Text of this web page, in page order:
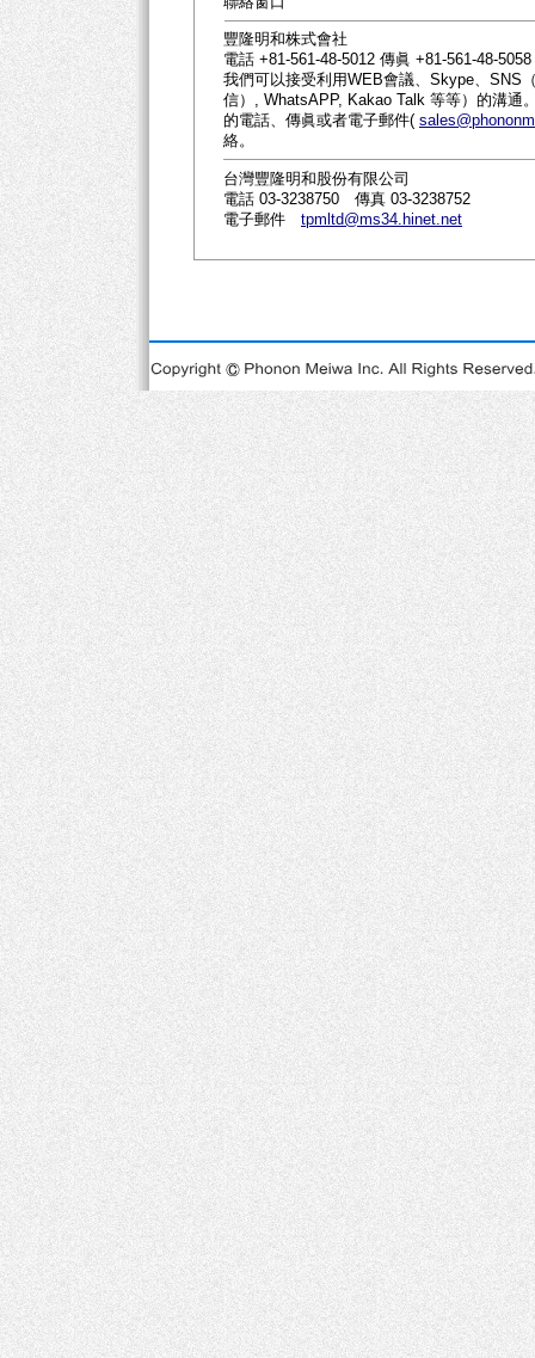
豐隆明和株式會社
電話 +81-561-48-5012 傳眞 +81-561-48-5058
我們可以接受利用WEB會議、Skype、
信）, WhatsAPP, Kakao Talk 等等）的溝通
的電話、傳眞或者電子郵件(
絡。
台灣豐隆明和股份有限公司
電話 03-3238750 傳真 03-3238752
電子郵件 tpmltd@ms34.hinet.net